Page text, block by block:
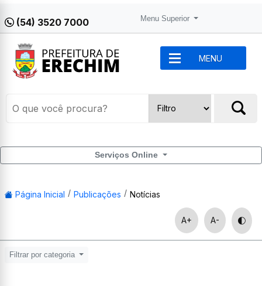
(54) 3520 7000 Menu Superior
MENU
Serviços Online
Página Inicial Publicações Notícias
A+ A-
Filtrar por categoria